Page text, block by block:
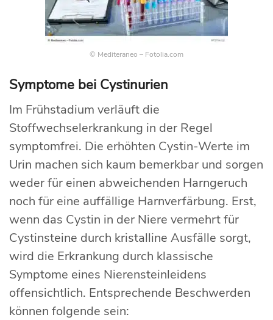
© Mediteraneo – Fotolia.com
Symptome bei Cystinurien
Im Frühstadium verläuft die
Stoffwechselerkrankung in der Regel
symptomfrei. Die erhöhten Cystin-Werte im
Urin machen sich kaum bemerkbar und sorgen
weder für einen abweichenden Harngeruch
noch für eine auffällige Harnverfärbung. Erst,
wenn das Cystin in der Niere vermehrt für
Cystinsteine durch kristalline Ausfälle sorgt,
wird die Erkrankung durch klassische
Symptome eines Nierensteinleidens
offensichtlich. Entsprechende Beschwerden
können folgende sein: